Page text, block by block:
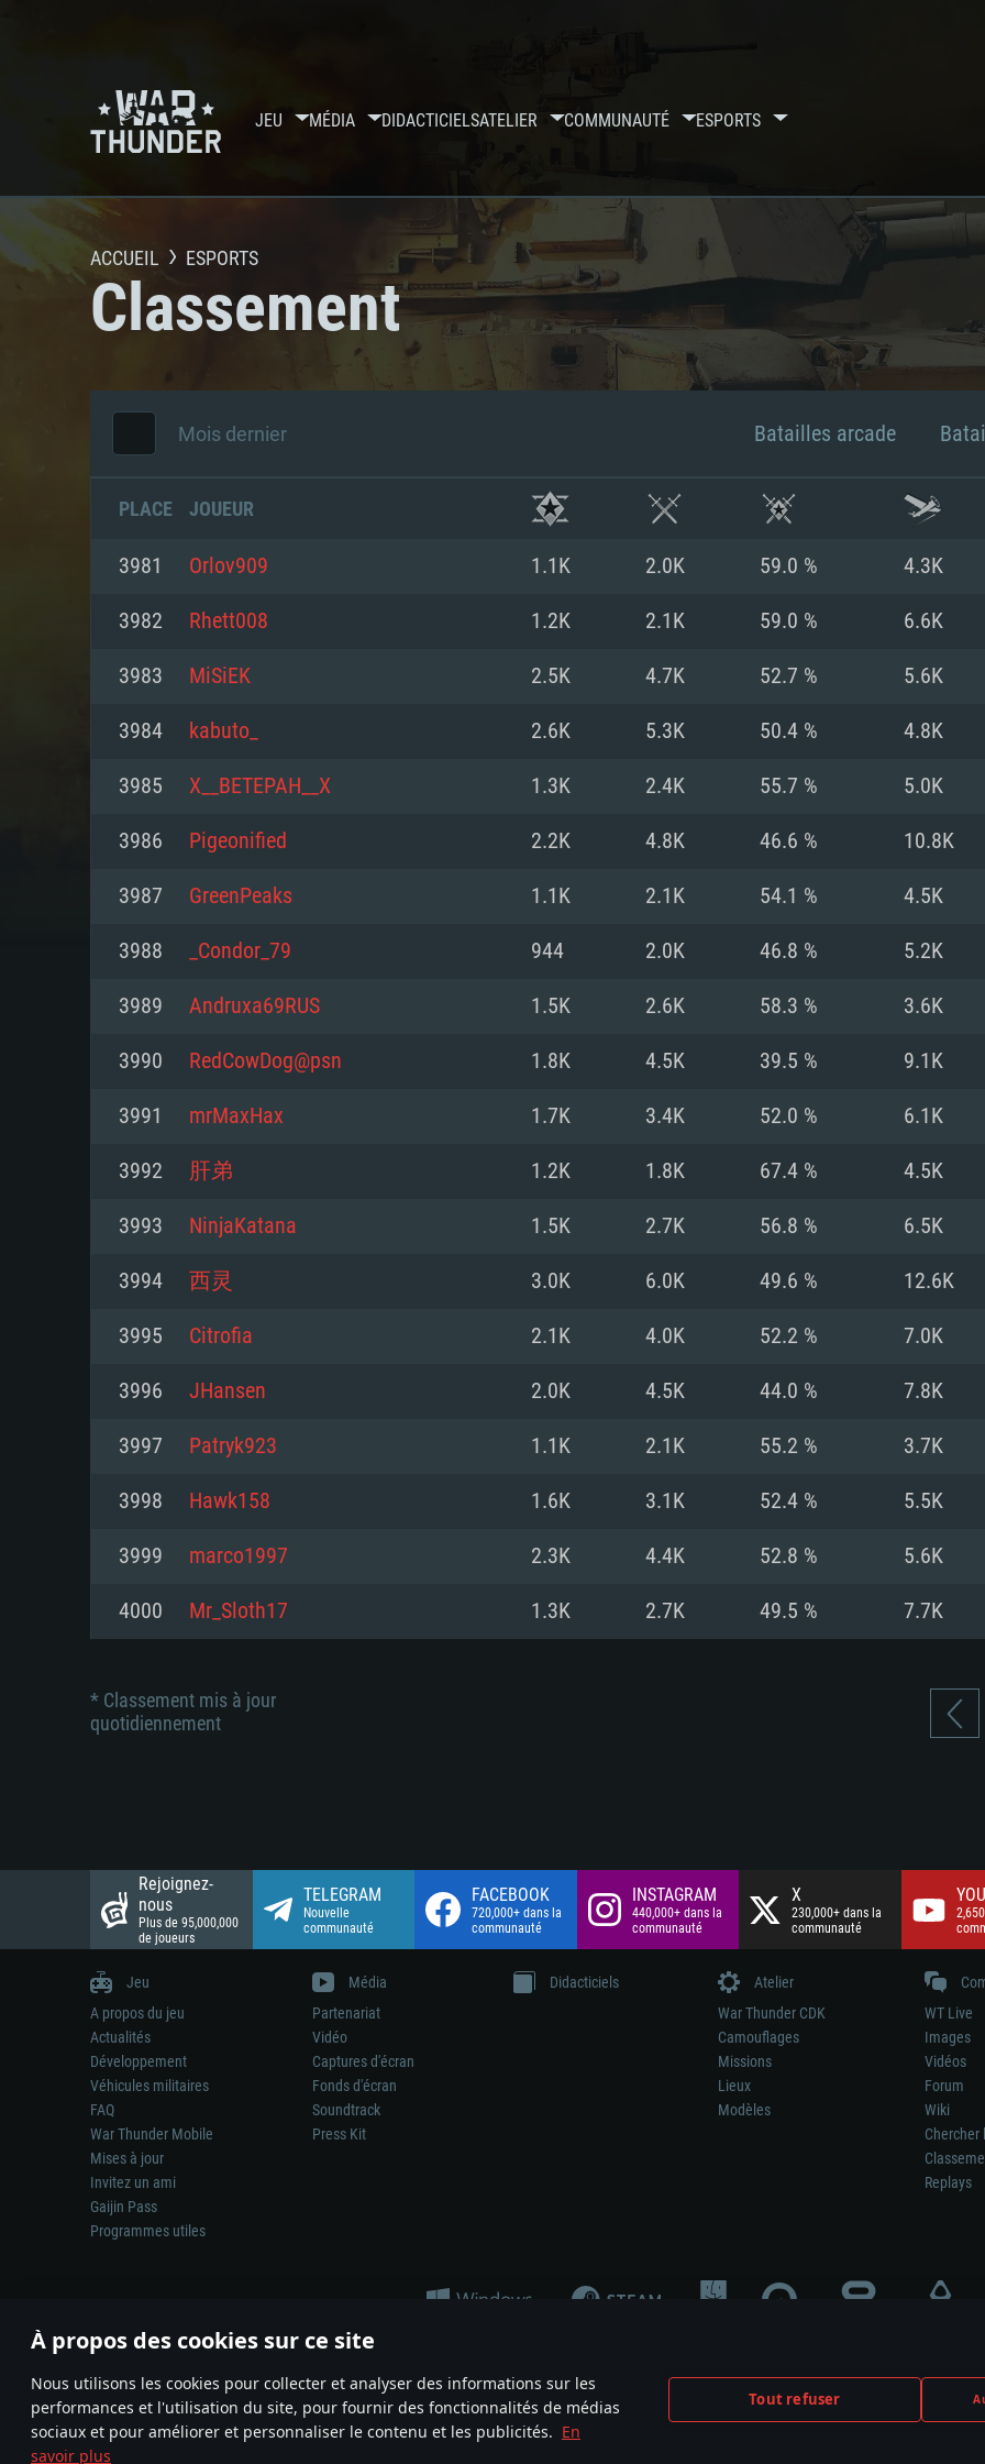
À propos des cookies sur ce site
Nous utilisons les cookies pour collecter et analyser des informations sur les
performances et l'utilisation du site, pour fournir des fonctionnalités de médias
sociaux et pour améliorer et personnaliser le contenu et les publicités. En
savoir plus
Tout refuser
JEU MÉDIA DIDACTICIELSATELIER COMMUNAUTÉ ESPORTS
CONFIGURATION SYSTÈME
Minimum
Mémoire: 4 GB
Carte graphique supportant DirectX 11: AMD
Radeon 77XX / NVIDIA GeForce GTX 660. La
résolution minimale supportée par le jeu est de
Disque dur: 23.1 Go (client minimal)
Recommandée
Carte graphique
drivers: Nvidia
570 et plus.
Connection:
Disque dur: 75.9
Minimum
processeurs Intel Xeon ne sont pas supportés)
Mémoire: 6 GB
Carte graphique: Intel Iris Pro 5200 (Mac), ou
analogue AMD/Nvidia. La résolution minimale
Disque dur: 62,2 Go (client minimal)
Recommandée
ne sont pas
Mémoire: 8 GB
Carte graphique:
support de Metal
Connection:
Disque dur: 62,2
Minimum
modernes
Processeur: Dual-Core 2.4 GHz
Mémoire: 4 GB
Carte graphique: NVIDIA 660 avec les derniers
drivers (moins de 6 mois) / de même pour AMD
de 720p)
Connection: Connexion Internet à haut débit
Disque dur: 62,2 Go (client minimal)
Recommandée
Carte graphique:
drivers (moins
(Radeon RX 570)
Disque dur: 60,2
ACCUEIL ESPORTS
Classement
Mois dernier Batailles arcade
PLACE JOUEUR
3981 Orlov909 1.1K 2.0K 59.0 % 4.3K
3982 Rhett008 1.2K 2.1K 59.0 % 6.6K
3983 MiSiEK 2.5K 4.7K 52.7 % 5.6K
3984 kabuto_ 2.6K 5.3K 50.4 % 4.8K
3985 Х__ВЕТЕРАН__Х 1.3K 2.4K 55.7 % 5.0K
3986 Pigeonified 2.2K 4.8K 46.6 % 10.8K
3987 GreenPeaks 1.1K 2.1K 54.1 % 4.5K
3988 _Condor_79 944 2.0K 46.8 % 5.2K
3989 Andruxa69RUS 1.5K 2.6K 58.3 % 3.6K
3990 RedCowDog@psn 1.8K 4.5K 39.5 % 9.1K
3991 mrMaxHax 1.7K 3.4K 52.0 % 6.1K
3992 肝弟 1.2K 1.8K 67.4 % 4.5K
3993 NinjaKatana 1.5K 2.7K 56.8 % 6.5K
3994 西灵 3.0K 6.0K 49.6 % 12.6K
3995 Citrofia 2.1K 4.0K 52.2 % 7.0K
3996 JHansen 2.0K 4.5K 44.0 % 7.8K
3997 Patryk923 1.1K 2.1K 55.2 % 3.7K
3998 Hawk158 1.6K 3.1K 52.4 % 5.5K
3999 marco1997 2.3K 4.4K 52.8 % 5.6K
4000 Mr_Sloth17 1.3K 2.7K 49.5 % 7.7K
* Classement mis à jour
quotidiennement
Rejoignez-
nous
Plus de 95,000,000
de joueurs
TELEGRAM
Nouvelle
communauté
FACEBOOK
720,000+ dans la
communauté
INSTAGRAM
440,000+ dans la
communauté
X
230,000+ dans la
communauté
Jeu
A propos du jeu
Actualités
Développement
Véhicules militaires
FAQ
War Thunder Mobile
Mises à jour
Invitez un ami
Gaijin Pass
Programmes utiles
Média
Partenariat
Vidéo
Captures d'écran
Fonds d'écran
Soundtrack
Press Kit
Didacticiels
Atelier
War Thunder CDK
Camouflages
Missions
Lieux
Modèles
WT Live
Images
Vidéos
Forum
Wiki
Chercher
Replays
La représentation d’une arme ou d’un véhicule réel dans ce jeu ne signifie pas la participation au développement du jeu, le sponsoring ou à
© 2011—2026 Gaijin Games Kft. All trademarks, logos and brand names are the property of their respective owners.
Termes et conditions